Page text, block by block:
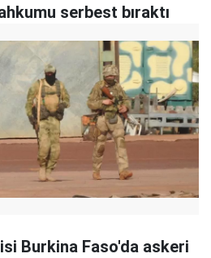
serbest bıraktı
Burkina Faso'da askeri